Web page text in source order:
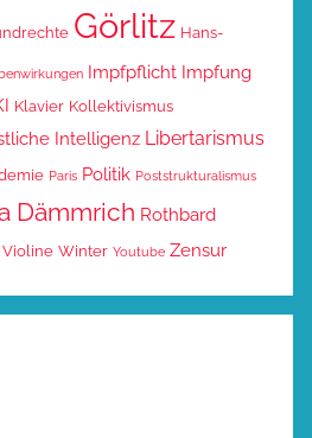
Görlitz Hans-
Impfpflicht Impfung
Klavier Kollektivismus
Intelligenz Libertarismus
Paris Politik Poststrukturalismus
Dämmrich Rothbard
Violine Winter Youtube Zensur